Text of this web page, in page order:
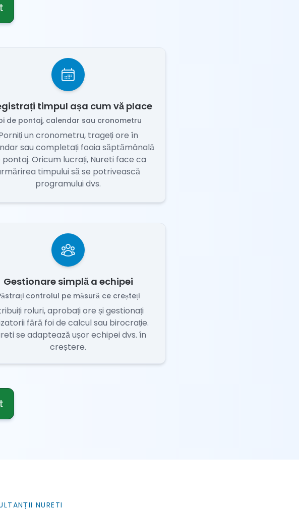
timpul așa cum vă place
de pontaj, calendar sau cronometru
un cronometru, trageți ore în
sau completați foaia săptămânală
pontaj. Oricum lucrați, Nureti face ca
timpului să se potrivească
programului dvs.
Gestionare simplă a echipei
controlul pe măsură ce creșteți
roluri, aprobați ore și gestionați
fără foi de calcul sau birocrație.
se adaptează ușor echipei dvs. în
creștere.
NURETI